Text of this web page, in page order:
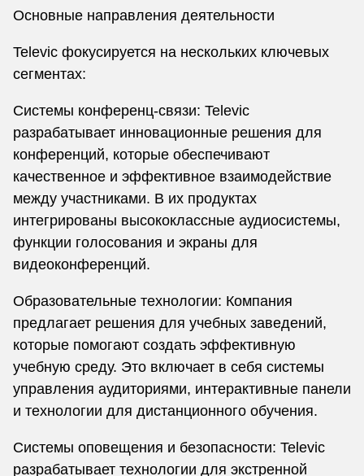
Основные направления деятельности
Televic фокусируется на нескольких ключевых
сегментах:
Системы конференц-связи: Televic
разрабатывает инновационные решения для
конференций, которые обеспечивают
качественное и эффективное взаимодействие
между участниками. В их продуктах
интегрированы высококлассные аудиосистемы,
функции голосования и экраны для
видеоконференций.
Образовательные технологии: Компания
предлагает решения для учебных заведений,
которые помогают создать эффективную
учебную среду. Это включает в себя системы
управления аудиториями, интерактивные панели
и технологии для дистанционного обучения.
Системы оповещения и безопасности: Televic
разрабатывает технологии для экстренной